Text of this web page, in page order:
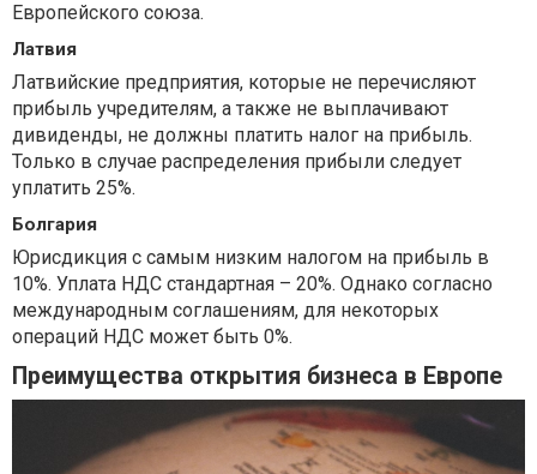
Европейского союза.
Латвия
Латвийские предприятия, которые не перечисляют
прибыль учредителям, а также не выплачивают
дивиденды, не должны платить налог на прибыль.
Только в случае распределения прибыли следует
уплатить 25%.
Болгария
Юрисдикция с самым низким налогом на прибыль в
10%. Уплата НДС стандартная – 20%. Однако согласно
международным соглашениям, для некоторых
операций НДС может быть 0%.
Преимущества открытия бизнеса в Европе